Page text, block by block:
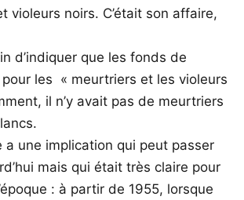
violeurs noirs. C’était son affaire,
d’indiquer que les fonds de
les « meurtriers et les violeurs
il n’y avait pas de meurtriers
a une implication qui peut passer
mais qui était très claire pour
: à partir de 1955, lorsque